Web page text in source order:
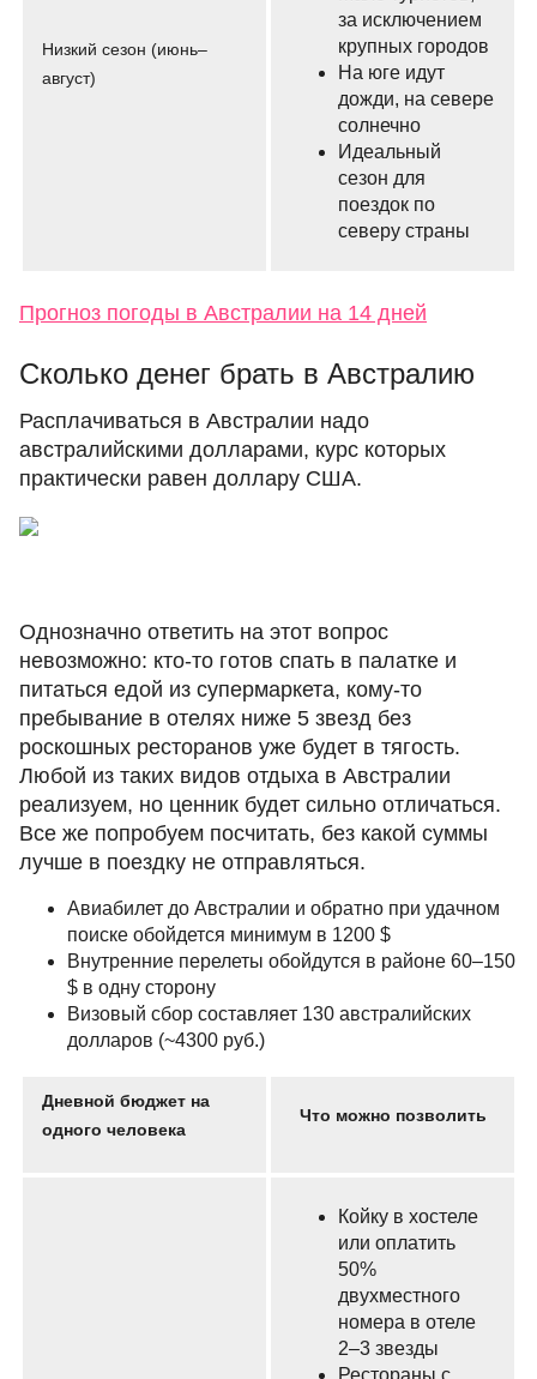
Низкий сезон (июнь–
август)
за исключением
крупных городов
На юге идут
дожди, на севере
солнечно
Идеальный
сезон для
поездок по
северу страны
Прогноз погоды в Австралии на 14 дней
Сколько денег брать в Австралию
Расплачиваться в Австралии надо
австралийскими долларами, курс которых
практически равен доллару США.
Однозначно ответить на этот вопрос
невозможно: кто-то готов спать в палатке и
питаться едой из супермаркета, кому-то
пребывание в отелях ниже 5 звезд без
роскошных ресторанов уже будет в тягость.
Любой из таких видов отдыха в Австралии
реализуем, но ценник будет сильно отличаться.
Все же попробуем посчитать, без какой суммы
лучше в поездку не отправляться.
Авиабилет до Австралии и обратно при удачном
поиске обойдется минимум в 1200 $
Внутренние перелеты обойдутся в районе 60–150
$ в одну сторону
Визовый сбор составляет 130 австралийских
долларов (~4300 руб.)
Дневной бюджет на
одного человека
Что можно позволить
Койку в хостеле
или оплатить
50%
двухместного
номера в отеле
2–3 звезды
Рестораны с